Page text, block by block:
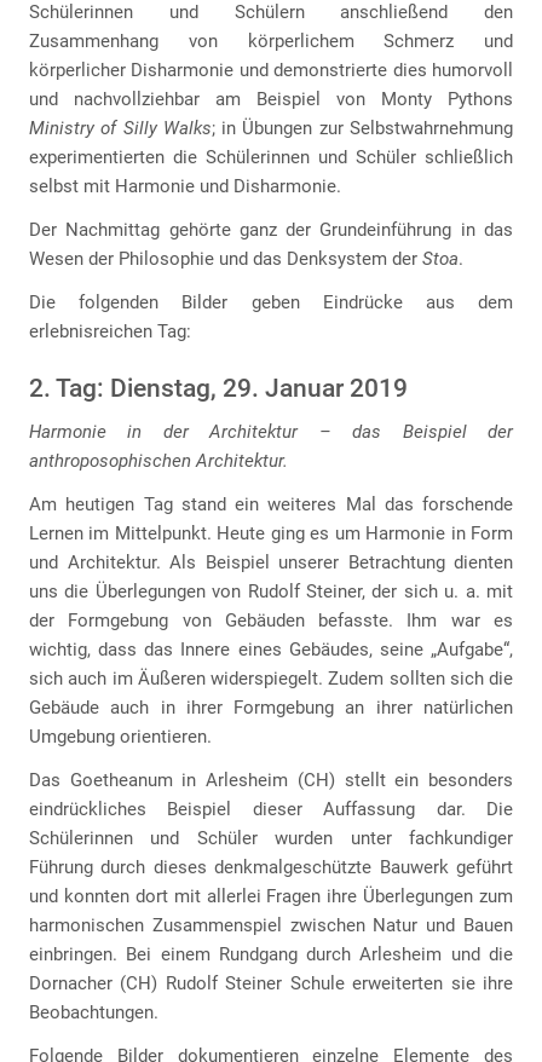
Schülerinnen und Schülern anschließend den
Zusammenhang von körperlichem Schmerz und
körperlicher Disharmonie und demonstrierte dies humorvoll
und nachvollziehbar am Beispiel von Monty Pythons
Ministry of Silly Walks; in Übungen zur Selbstwahrnehmung
experimentierten die Schülerinnen und Schüler schließlich
selbst mit Harmonie und Disharmonie.
Der Nachmittag gehörte ganz der Grundeinführung in das
Wesen der Philosophie und das Denksystem der Stoa.
Die folgenden Bilder geben Eindrücke aus dem
erlebnisreichen Tag:
2. Tag: Dienstag, 29. Januar 2019
Harmonie in der Architektur – das Beispiel der
anthroposophischen Architektur.
Am heutigen Tag stand ein weiteres Mal das forschende
Lernen im Mittelpunkt. Heute ging es um Harmonie in Form
und Architektur. Als Beispiel unserer Betrachtung dienten
uns die Überlegungen von Rudolf Steiner, der sich u. a. mit
der Formgebung von Gebäuden befasste. Ihm war es
wichtig, dass das Innere eines Gebäudes, seine „Aufgabe“,
sich auch im Äußeren widerspiegelt. Zudem sollten sich die
Gebäude auch in ihrer Formgebung an ihrer natürlichen
Umgebung orientieren.
Das Goetheanum in Arlesheim (CH) stellt ein besonders
eindrückliches Beispiel dieser Auffassung dar. Die
Schülerinnen und Schüler wurden unter fachkundiger
Führung durch dieses denkmalgeschützte Bauwerk geführt
und konnten dort mit allerlei Fragen ihre Überlegungen zum
harmonischen Zusammenspiel zwischen Natur und Bauen
einbringen. Bei einem Rundgang durch Arlesheim und die
Dornacher (CH) Rudolf Steiner Schule erweiterten sie ihre
Beobachtungen.
Folgende Bilder dokumentieren einzelne Elemente des